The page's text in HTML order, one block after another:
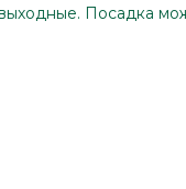
Посадка